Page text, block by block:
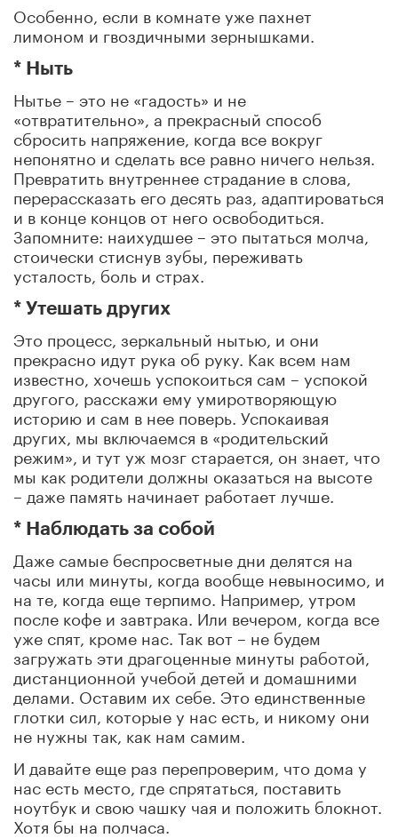
Особенно, если в комнате уже пахнет
лимоном и гвоздичными зернышками.
* Ныть
Нытье – это не «гадость» и не
«отвратительно», а прекрасный способ
сбросить напряжение, когда все вокруг
непонятно и сделать все равно ничего нельзя.
Превратить внутреннее страдание в слова,
перерассказать его десять раз, адаптироваться
и в конце концов от него освободиться.
Запомните: наихудшее – это пытаться молча,
стоически стиснув зубы, переживать
усталость, боль и страх.
* Утешать других
Это процесс, зеркальный нытью, и они
прекрасно идут рука об руку. Как всем нам
известно, хочешь успокоиться сам – успокой
другого, расскажи ему умиротворяющую
историю и сам в нее поверь. Успокаивая
других, мы включаемся в «родительский
режим», и тут уж мозг старается, он знает, что
мы как родители должны оказаться на высоте
– даже память начинает работает лучше.
* Наблюдать за собой
Даже самые беспросветные дни делятся на
часы или минуты, когда вообще невыносимо, и
на те, когда еще терпимо. Например, утром
после кофе и завтрака. Или вечером, когда все
уже спят, кроме нас. Так вот – не будем
загружать эти драгоценные минуты работой,
дистанционной учебой детей и домашними
делами. Оставим их себе. Это единственные
глотки сил, которые у нас есть, и никому они
не нужны так, как нам самим.
И давайте еще раз перепроверим, что дома у
нас есть место, где спрятаться, поставить
ноутбук и свою чашку чая и положить блокнот.
Хотя бы на полчаса.